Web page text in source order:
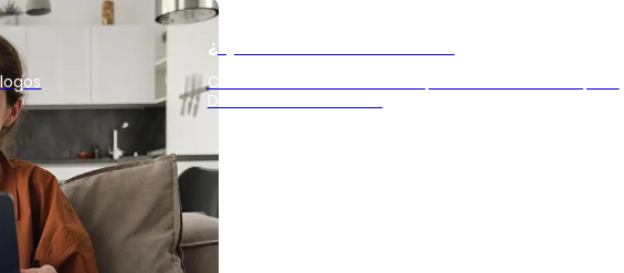
¿Queres ser distribuidor?
Contamos con una linea de productos exclusiva para
Distribuidores oficiales